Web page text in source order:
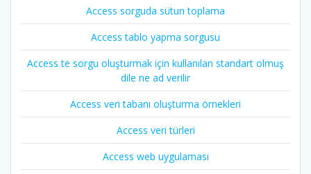
Access sorguda sütun toplama
Access tablo yapma sorgusu
Access te sorgu oluşturmak için kullanılan standart olmuş
dile ne ad verilir
Access veri tabanı oluşturma örnekleri
Access veri türleri
Access web uygulaması